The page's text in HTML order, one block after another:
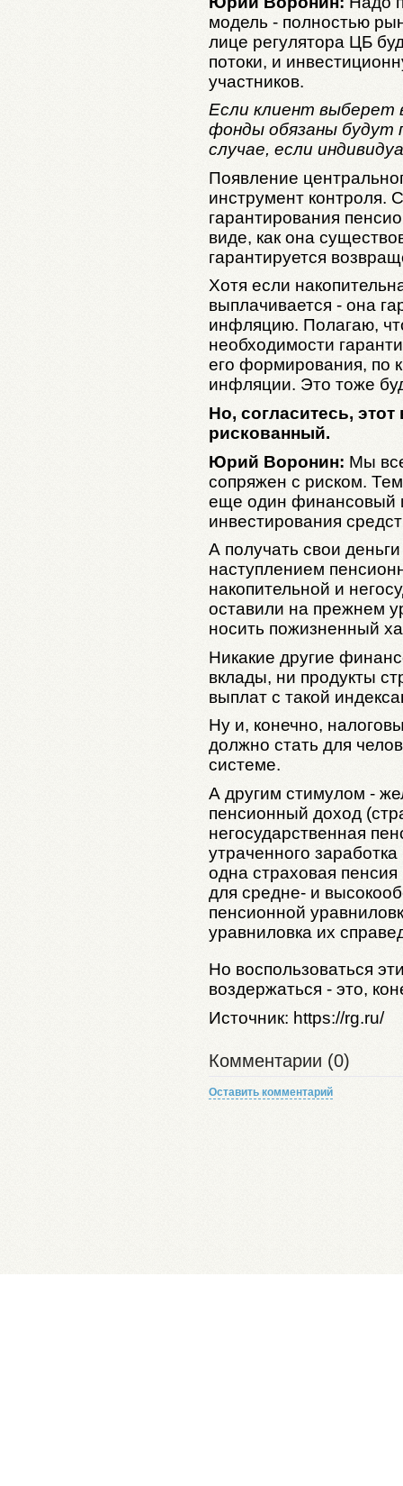
модель - полностью
лице регулятора ЦБ
потоки, и
участников.
Если клиент выберет
фонды обязаны будут
случае, если
Появление
инструмент контроля.
гарантирования
виде, как она
гарантируется
Хотя если
выплачивается - она
инфляцию. Полагаю,
необходимости
его формирования, по
инфляции. Это тоже
Но, согласитесь,
рискованный.
Юрий Воронин: Мы
сопряжен с риском.
еще один финансовый
инвестирования
А получать свои
наступлением
накопительной и
оставили на прежнем
носить пожизненный
Никакие другие
вклады, ни продукты
выплат с такой
Ну и, конечно,
должно стать для
системе.
А другим стимулом -
пенсионный доход
негосударственная
утраченного
одна страховая
для средне- и
пенсионной
уравниловка их
Но воспользоваться
воздержаться - это,
Источник: https://rg.ru/
Комментарии (0)
Оставить комментарий